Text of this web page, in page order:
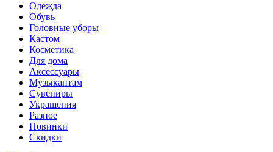
Одежда
Обувь
Головные уборы
Кастом
Косметика
Для дома
Аксессуары
Музыкантам
Сувениры
Украшения
Разное
Новинки
Скидки